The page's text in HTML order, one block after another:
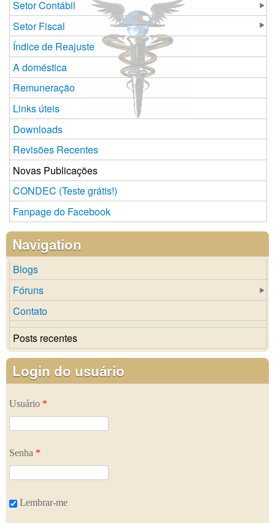
Setor Contábil
Setor Fiscal
Índice de Reajuste
A doméstica
Remuneração
Links úteis
Downloads
Revisões Recentes
Novas Publicações
CONDEC (Teste grátis!)
Fanpage do Facebook
Navigation
Blogs
Fóruns
Contato
Posts recentes
Login do usuário
Usuário *
Senha *
Lembrar-me